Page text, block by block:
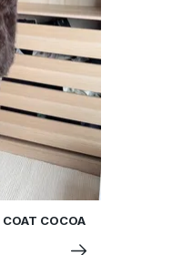
COAT COCOA